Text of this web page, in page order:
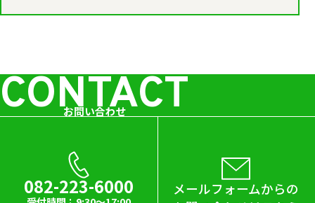
CONTACT
お問い合わせ
082-223-6000
メールフォームからの